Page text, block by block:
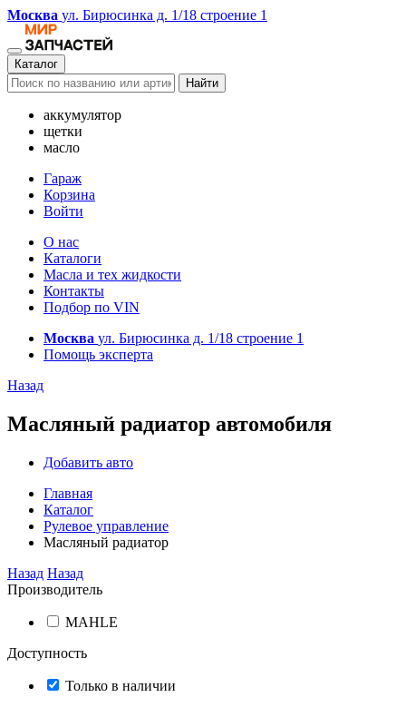
Москва ул. Бирюсинка д. 1/18 строение 1
Каталог
Найти
аккумулятор
щетки
масло
Гараж
Корзина
Войти
О нас
Каталоги
Масла и тех жидкости
Контакты
Подбор по VIN
Москва ул. Бирюсинка д. 1/18 строение 1
Помощь эксперта
Назад
Масляный радиатор автомобиля
Добавить авто
Главная
Каталог
Рулевое управление
Масляный радиатор
Назад Назад
Производитель
MAHLE
Доступность
Только в наличии